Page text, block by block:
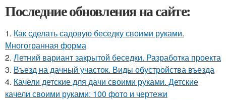
Последние обновления на сайте:
1. Как сделать садовую беседку своими руками.
Многогранная форма
2. Летний вариант закрытой беседки. Разработка проекта
3. Въезд на дачный участок. Виды обустройства въезда
4. Качели детские для дачи своими руками. Детские
качели своими руками: 100 фото и чертежи